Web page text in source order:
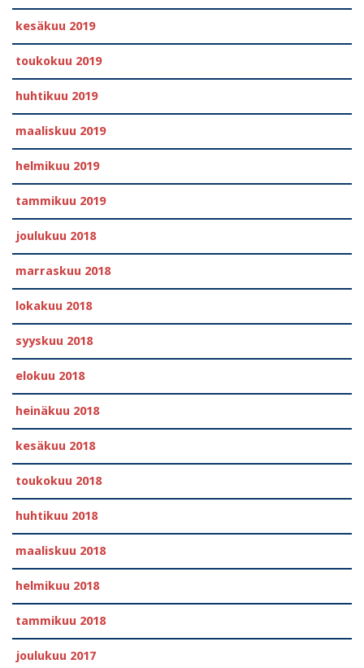
kesäkuu 2019
toukokuu 2019
huhtikuu 2019
maaliskuu 2019
helmikuu 2019
tammikuu 2019
joulukuu 2018
marraskuu 2018
lokakuu 2018
syyskuu 2018
elokuu 2018
heinäkuu 2018
kesäkuu 2018
toukokuu 2018
huhtikuu 2018
maaliskuu 2018
helmikuu 2018
tammikuu 2018
joulukuu 2017